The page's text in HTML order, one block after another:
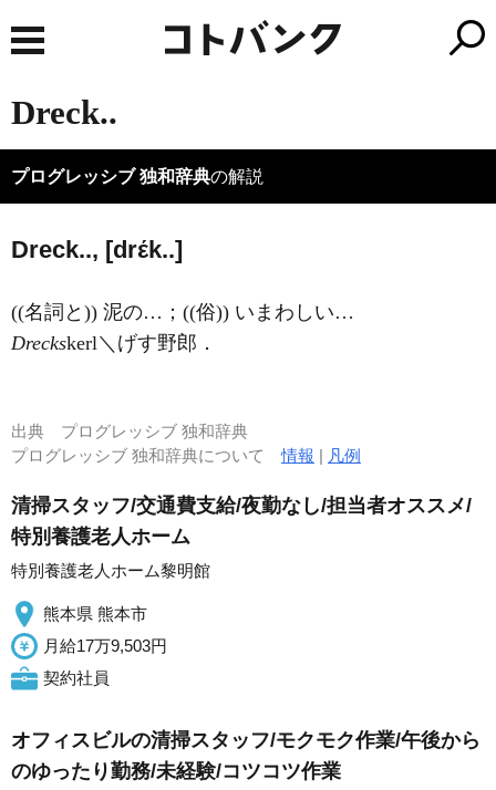
Dreck..
プログレッシブ 独和辞典の解説
Dreck.., [drέk..]
((名詞と)) 泥の…；((俗)) いまわしい…
Dreckskerl＼げす野郎．
出典 プログレッシブ 独和辞典
プログレッシブ 独和辞典について情報 | 凡例
清掃スタッフ/交通費支給/夜勤なし/担当者オススメ/
特別養護老人ホーム
特別養護老人ホーム黎明館
熊本県 熊本市
月給17万9,503円
契約社員
オフィスビルの清掃スタッフ/モクモク作業/午後から
のゆったり勤務/未経験/コツコツ作業